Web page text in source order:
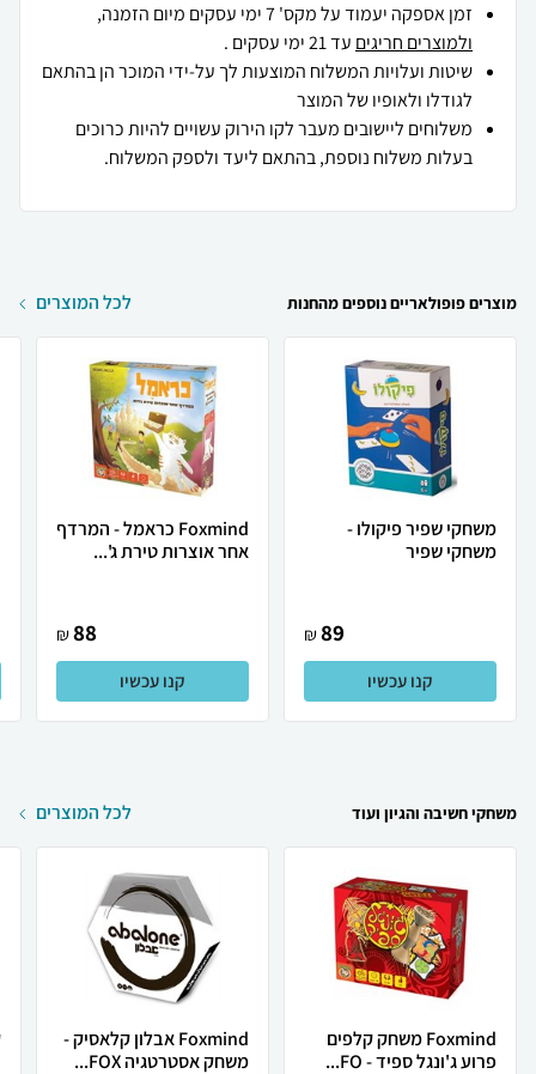
זמן אספקה יעמוד על מקס' 7 ימי עסקים מיום הזמנה,
ולמוצרים חריגים עד 21 ימי עסקים .
שיטות ועלויות המשלוח המוצעות לך על-ידי המוכר הן בהתאם
לגודלו ולאופיו של המוצר
משלוחים ליישובים מעבר לקו הירוק עשויים להיות כרוכים
בעלות משלוח נוספת, בהתאם ליעד ולספק המשלוח.
מוצרים פופולאריים נוספים מהחנות לכל המוצרים
משחקי שפיר פיקולו -
משחקי שפיר
89
₪
קנו עכשיו
Foxmind כראמל - המרדף
אחר אוצרות טירת ג'...
88
₪
קנו עכשיו
משחקי חשיבה והגיון ועוד לכל המוצרים
Foxmind משחק קלפים
פרוע ג'ונגל ספיד - FO...
Foxmind אבלון קלאסיק -
משחק אסטרטגיה FOX...